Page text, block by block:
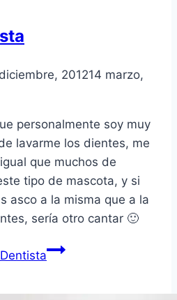
201214 marzo,
personalmente soy muy
lavarme los dientes, me
que muchos de
tipo de mascota, y si
asco a la misma que a la
serí­a otro cantar 🙂